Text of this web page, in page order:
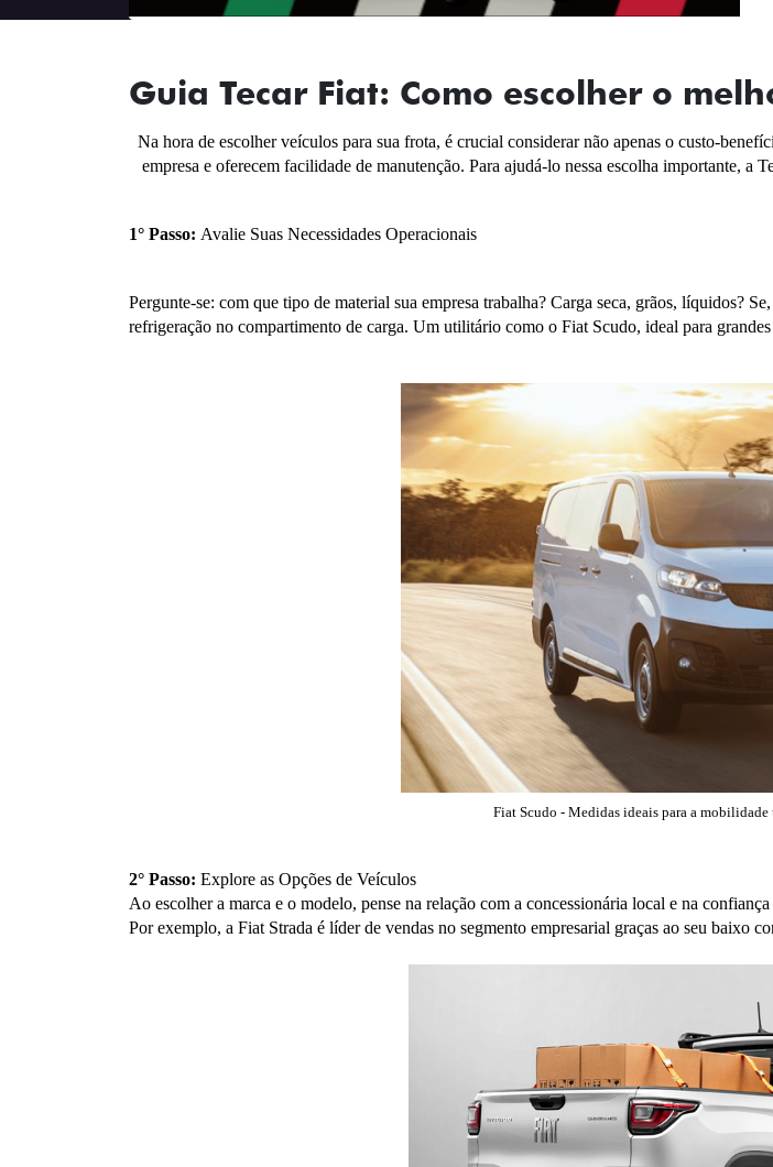
Guia Tecar Fiat: Como escolher o
Na hora de escolher veículos para sua frota, é crucial considerar não apenas o custo-
empresa e oferecem facilidade de manutenção. Para ajudá-lo nessa escolha importante, a
1° Passo: Avalie Suas Necessidades Operacionais
Pergunte-se: com que tipo de material sua empresa trabalha? Carga seca, grãos, líquidos?
refrigeração no compartimento de carga. Um utilitário como o Fiat Scudo, ideal para
Fiat Scudo - Medidas ideais para a mobilidade
2° Passo: Explore as Opções de Veículos
Ao escolher a marca e o modelo, pense na relação com a concessionária local e na
Por exemplo, a Fiat Strada é líder de vendas no segmento empresarial graças ao seu baixo